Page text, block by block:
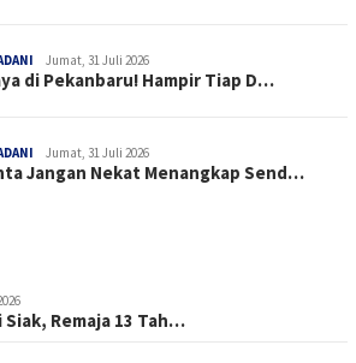
Jumat, 31 Juli 2026
di Pekanbaru! Hampir Tiap D…
Jumat, 31 Juli 2026
Jangan Nekat Menangkap Send…
Remaja 13 Tah…